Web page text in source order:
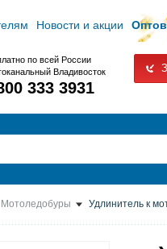
Новости и акции
по всей России
Владивосток
333 3931
Мотоледобуры Удлинитель к